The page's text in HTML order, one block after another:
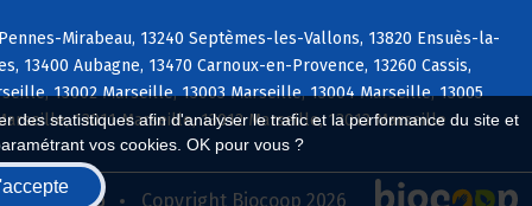
des statistiques afin d'analyser le trafic et la performance du site et
vos cookies. OK pour vous ?
Mirabeau, 13240 Septèmes-les-Vallons, 13820 Ensuès-la-
13400 Aubagne, 13470 Carnoux-en-Provence, 13260 Cassis,
13002 Marseille, 13003 Marseille, 13004 Marseille, 13005
13011 Marseille, 13012 Marseille, 13013 Marseille
Biocoop Copyright Biocoop 2026